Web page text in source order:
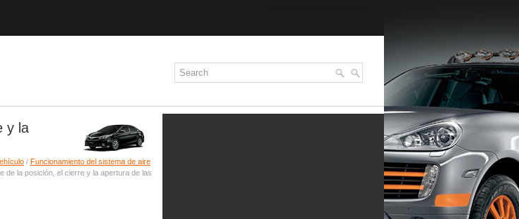
y la
/ Funcionamiento del sistema de aire
de la posición, el cierre y la apertura de las